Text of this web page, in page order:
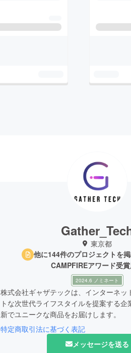
東京都
他に144件のプロジェクトを
CAMPFIREアワード受
2024.6 ノミネート
株式会社ギャザテックは、インターネッ
トな次世代ライフスタイルを提案する
新でユニークな商品をお届けします。
そのため弊社は数多くの海外メーカーと
価値ある商品を価値ある価格で皆様にお
特定商取引法に基づく表記
メッセージを送る